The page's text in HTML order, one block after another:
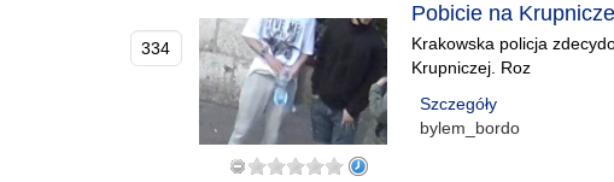
334
Pobicie na
Krakowska policja
Krupniczej. Roz
Szczegóły
bylem_bordo